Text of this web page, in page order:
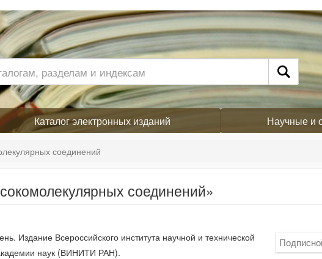
Каталог электронных изданий Научные и
соединений
соединений»
Издание Всероссийского института научной и технической
наук (ВИНИТИ РАН).